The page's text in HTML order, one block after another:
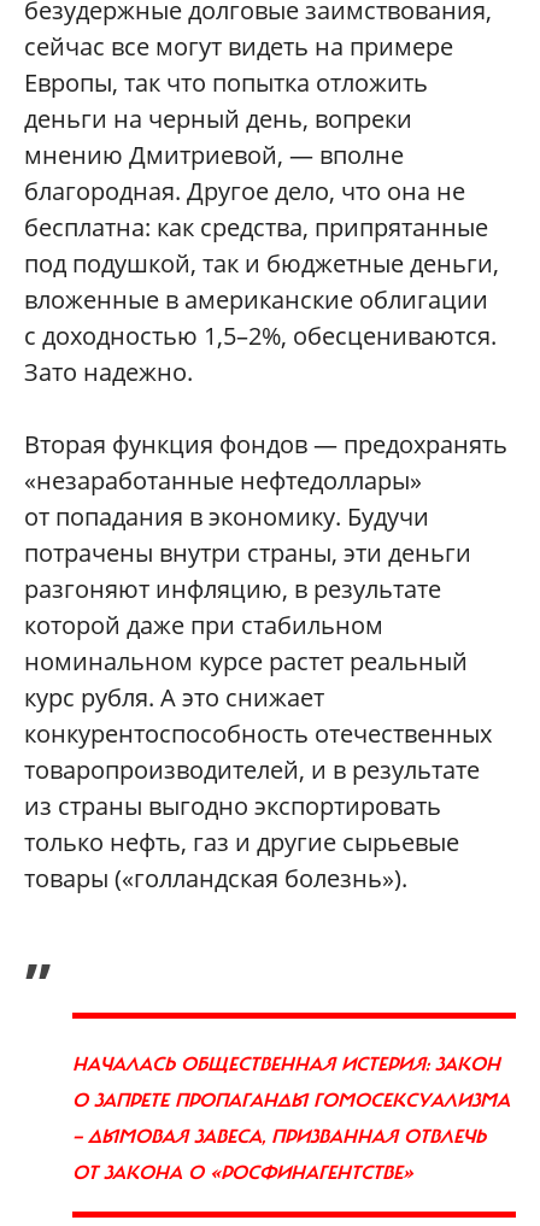
безудержные долговые заимствования,
сейчас все могут видеть на примере
Европы, так что попытка отложить
деньги на черный день, вопреки
мнению Дмитриевой, — вполне
благородная. Другое дело, что она не
бесплатна: как средства, припрятанные
под подушкой, так и бюджетные деньги,
вложенные в американские облигации
с доходностью 1,5–2%, обесцениваются.
Зато надежно.
Вторая функция фондов — предохранять
«незаработанные нефтедоллары»
от попадания в экономику. Будучи
потрачены внутри страны, эти деньги
разгоняют инфляцию, в результате
которой даже при стабильном
номинальном курсе растет реальный
курс рубля. А это снижает
конкурентоспособность отечественных
товаропроизводителей, и в результате
из страны выгодно экспортировать
только нефть, газ и другие сырьевые
товары («голландская болезнь»).
„
НАЧАЛАСЬ ОБЩЕСТВЕННАЯ ИСТЕРИЯ: ЗАКОН
О ЗАПРЕТЕ ПРОПАГАНДЫ ГОМОСЕКСУАЛИЗМА
— ДЫМОВАЯ ЗАВЕСА, ПРИЗВАННАЯ ОТВЛЕЧЬ
ОТ ЗАКОНА О «РОСФИНАГЕНТСТВЕ»